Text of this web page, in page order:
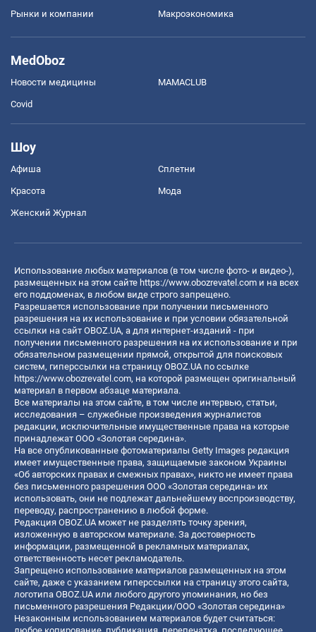
Рынки и компании Mакроэкономика
MedOboz
Новости медицины MAMACLUB
Covid
Шоу
Афиша Сплетни
Красота Мода
Женский Журнал
Использование любых материалов (в том числе фото- и видео-),
размещенных на этом сайте https://www.obozrevatel.com и на всех
его поддоменах, в любом виде строго запрещено.
Разрешается использование при получении письменного
разрешения на их использование и при условии обязательной
ссылки на сайт OBOZ.UA, а для интернет-изданий - при
получении письменного разрешения на их использование и при
обязательном размещении прямой, открытой для поисковых
систем, гиперссылки на страницу OBOZ.UA по ссылке
https://www.obozrevatel.com, на которой размещен оригинальный
материал в первом абзаце материала.
Все материалы на этом сайте, в том числе интервью, статьи,
исследования – служебные произведения журналистов
редакции, исключительные имущественные права на которые
принадлежат ООО «Золотая середина».
На все опубликованные фотоматериалы Getty Images редакция
имеет имущественные права, защищаемые законом Украины
«Об авторских правах и смежных правах», никто не имеет права
без письменного разрешения ООО «Золотая середина» их
использовать, они не подлежат дальнейшему воспроизводству,
переводу, распространению в любой форме.
Редакция OBOZ.UA может не разделять точку зрения,
изложенную в авторском материале. За достоверность
информации, размещенной в рекламных материалах,
ответственность несет рекламодатель.
Запрещено использование материалов размещенных на этом
сайте, даже с указанием гиперссылки на страницу этого сайта,
логотипа OBOZ.UA или любого другого упоминания, но без
письменного разрешения Редакции/ООО «Золотая середина»
Незаконным использованием материалов будет считаться: